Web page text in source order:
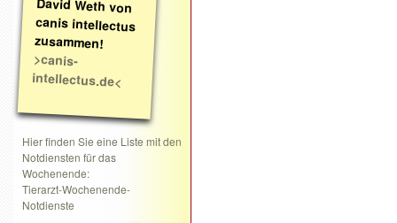
zusammen!
>canis-
intellectus.de<
Hier finden Sie eine Liste mit den
Notdiensten für das
Wochenende:
Tierarzt-Wochenende-
Notdienste